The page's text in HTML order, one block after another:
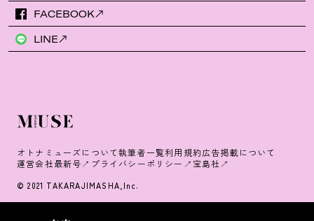
FACEBOOK
LINE
オトナミューズについて執筆者一覧利用規約広告掲載について
運営会社最新号 プライバシーポリシー 宝島社
© 2021 TAKARAJIMASHA,Inc.